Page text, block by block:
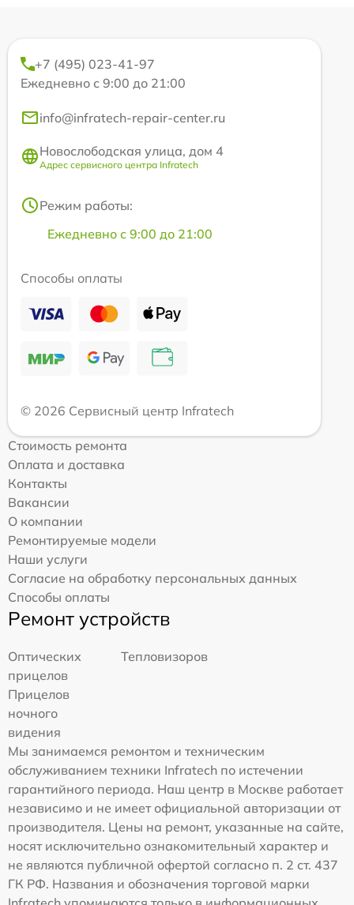
+7 (495) 023-41-97
Ежедневно с 9:00 до 21:00
info@infratech-repair-center.ru
Новослободская улица, дом 4
Адрес сервисного центра Infratech
Режим работы:
Ежедневно с 9:00 до 21:00
Способы оплаты
© 2026 Сервисный центр Infratech
Стоимость ремонта
Оплата и доставка
Контакты
Вакансии
О компании
Ремонтируемые модели
Наши услуги
Согласие на обработку персональных данных
Способы оплаты
Ремонт устройств
Оптических
прицелов
Тепловизоров
Прицелов
ночного
видения
Мы занимаемся ремонтом и техническим
обслуживанием техники Infratech по истечении
гарантийного периода. Наш центр в Москве работает
независимо и не имеет официальной авторизации от
производителя. Цены на ремонт, указанные на сайте,
носят исключительно ознакомительный характер и
не являются публичной офертой согласно п. 2 ст. 437
ГК РФ. Названия и обозначения торговой марки